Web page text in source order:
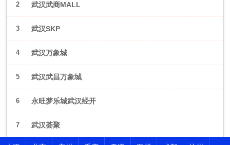
2 武汉武商MALL
3 武汉SKP
4 武汉万象城
5 武汉武昌万象城
6 永旺梦乐城武汉经开
7 武汉荟聚